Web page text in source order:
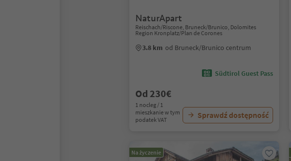
NaturApart
Reischach/Riscone, Bruneck/Brunico, Dolomites
Region Kronplatz/Plan de Corones
3.8 km od Bruneck/Brunico centrum
Südtirol Guest Pass
Od 230€
1 nocleg / 1
mieszkanie w tym
podatek VAT
Sprawdź dostępność
Na życzenie